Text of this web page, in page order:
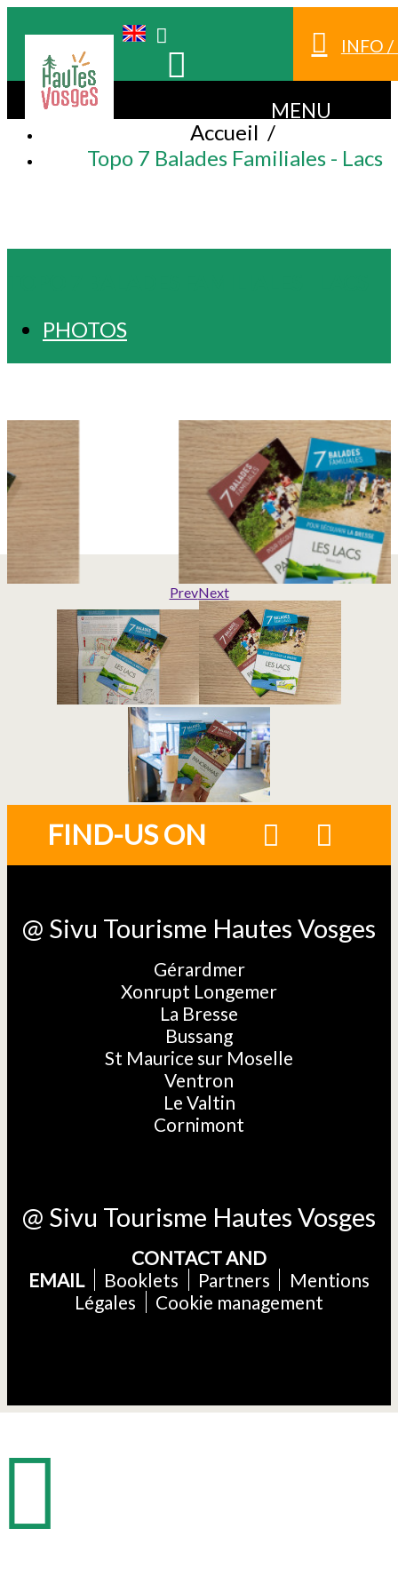
INFO
MENU
Accueil /
Topo 7 Balades Familiales - Lacs
PHOTOS
PrevNext
FIND-US ON
@ Sivu Tourisme Hautes Vosges
Gérardmer
Xonrupt Longemer
La Bresse
Bussang
St Maurice sur Moselle
Ventron
Le Valtin
Cornimont
@ Sivu Tourisme Hautes Vosges
CONTACT AND
EMAIL
Booklets Partners
Mentions
Légales
Cookie management